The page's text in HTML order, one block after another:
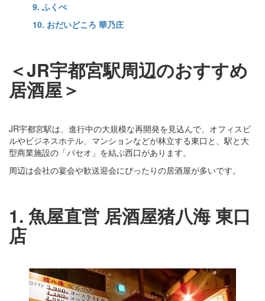
9. ふくべ
10. おだいどころ 華乃庄
＜JR宇都宮駅周辺のおすすめ
居酒屋＞
JR宇都宮駅は、進行中の大規模な再開発を見込んで、オフィスビ
ルやビジネスホテル、マンションなどが林立する東口と、駅と大
型商業施設の「パセオ」を結ぶ西口があります。
周辺は会社の宴会や歓送迎会にぴったりの居酒屋が多いです。
1. 魚屋直営 居酒屋猪八海 東口
店